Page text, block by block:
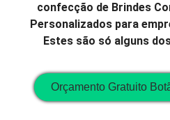
confecção de Brindes
Personalizados para
Estes são só alguns
Orçamento Gratuito